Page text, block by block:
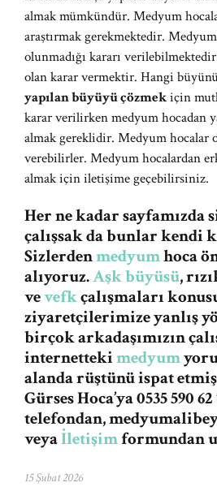
almak mümkündür. Medyum
araştırmak gerekmektedir.
olunmadığı kararı
olan karar vermektir. Hangi
yapılan büyüyü çözmekiçin
karar verilirken medyum hocadan
almak gereklidir. Medyum hocalar
verebilirler. Medyum hocalardan
almak için iletişime geçebilirsiniz.
Her ne kadar sayfamızda
çalışsak da bunlar kendi
Sizlerdenmedyumhoca
alıyoruz.Aşk büyüsü,
vevefkçalışmaları
ziyaretçilerimize yanlış
birçok arkadaşımızın
internettekimedyum
alanda rüştünü ispat etmiş
Gürses Hoca’ya 0535 590
telefondan,
veyaİletişimformundan
15 Şubat 2026